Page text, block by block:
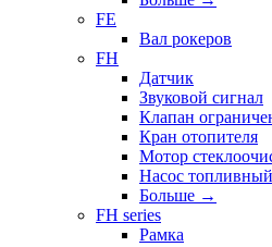
FE
Вал рокеров
FH
Датчик
Звуковой сигнал
Клапан
Кран отопителя
Мотор
Насос
Больше →
FH series
Рамка